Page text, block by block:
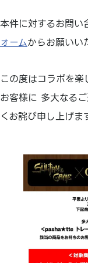
本件に対するお問い
ォームからお願いい
この度はコラボを
お客様に 多大なる
くお詫び申し上げま